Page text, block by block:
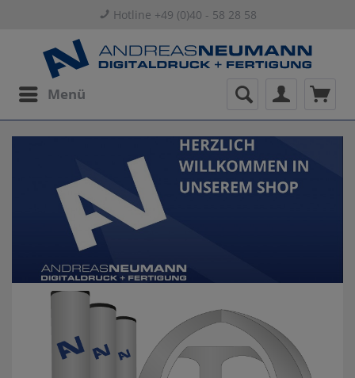
Hotline +49 (0)40 - 58 28 58
Menü